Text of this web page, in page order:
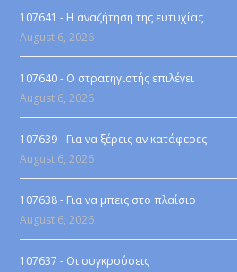
107641 - Η αναζήτηση της ευτυχίας
August 6, 2026
107640 - Ο στρατηγιστής επιλέγει
August 6, 2026
107639 - Για να ξέρεις αν κατάφερες
August 6, 2026
107638 - Για να μπεις στο πλαίσιο
August 6, 2026
107637 - Οι συγκρούσεις